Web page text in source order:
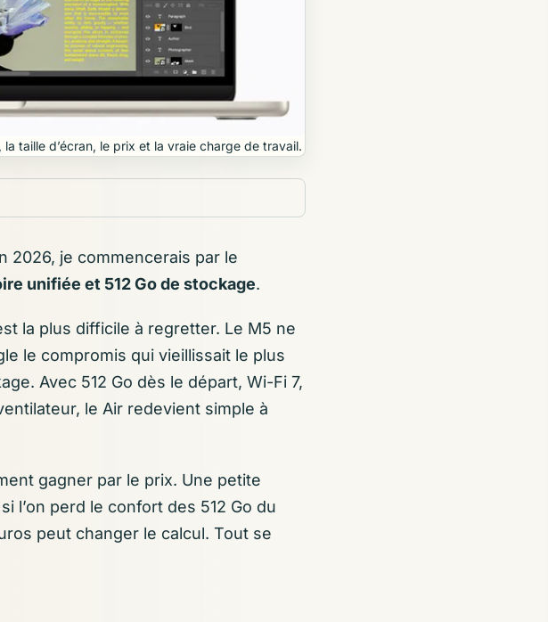
taille d’écran, le prix et la vraie charge de travail.
2026, je commencerais par le
unifiée et 512 Go de stockage.
la plus difficile à regretter. Le M5 ne
le compromis qui vieillissait le plus
Avec 512 Go dès le départ, Wi-Fi 7,
le Air redevient simple à
gagner par le prix. Une petite
l’on perd le confort des 512 Go du
peut changer le calcul. Tout se